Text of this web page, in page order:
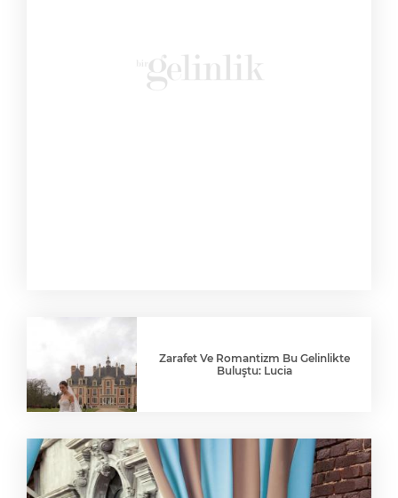
Zarafet Ve Romantizm Bu Gelinlikte
Buluştu: Lucia